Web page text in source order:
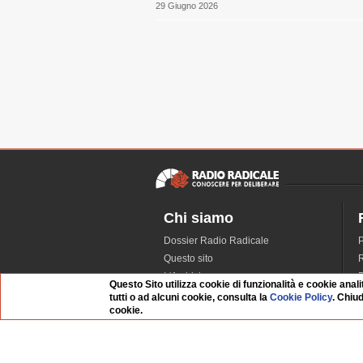
29 Giugno 2026
Chi siamo
Dossier Radio Radicale
Questo sito
L'Archivio
Redazione
Questo Sito utilizza cookie di funzionalità e cookie
tutti o ad alcuni cookie, consulta laCookie Policy.
cookie.